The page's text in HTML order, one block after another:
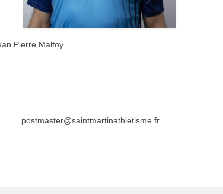
Malfoy
postmaster@saintmartinathletisme.fr